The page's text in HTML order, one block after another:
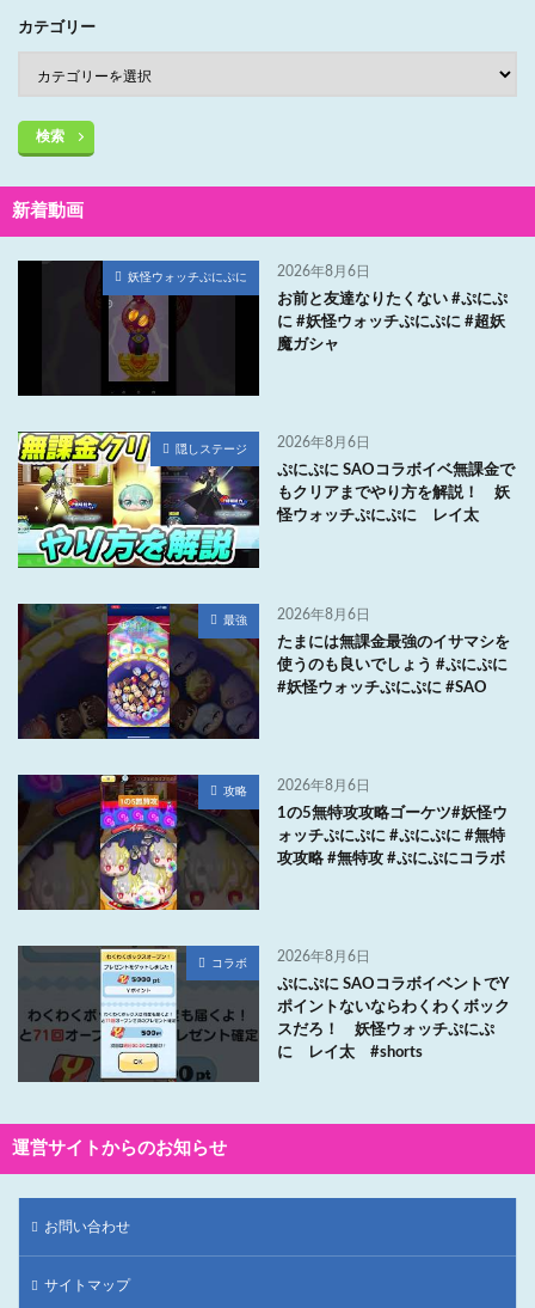
カテゴリー
検索
新着動画
妖怪ウォッチぷにぷに 2026年8月6日
お前と友達なりたくない #ぷにぷ
に #妖怪ウォッチぷにぷに #超妖
魔ガシャ
隠しステージ 2026年8月6日
ぷにぷに SAOコラボイベ無課金で
もクリアまでやり方を解説！ 妖
怪ウォッチぷにぷに レイ太
最強 2026年8月6日
たまには無課金最強のイサマシを
使うのも良いでしょう #ぷにぷに
#妖怪ウォッチぷにぷに #SAO
攻略 2026年8月6日
1の5無特攻攻略ゴーケツ#妖怪ウ
ォッチぷにぷに #ぷにぷに #無特
攻攻略 #無特攻 #ぷにぷにコラボ
コラボ 2026年8月6日
ぷにぷに SAOコラボイベントでY
ポイントないならわくわくボック
スだろ！ 妖怪ウォッチぷにぷ
に レイ太 #shorts
運営サイトからのお知らせ
お問い合わせ
サイトマップ